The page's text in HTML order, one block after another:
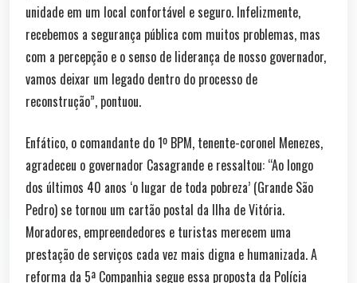
unidade em um local confortável e seguro. Infelizmente,
recebemos a segurança pública com muitos problemas, mas
com a percepção e o senso de liderança de nosso governador,
vamos deixar um legado dentro do processo de
reconstrução”, pontuou.
Enfático, o comandante do 1º BPM, tenente-coronel Menezes,
agradeceu o governador Casagrande e ressaltou: “Ao longo
dos últimos 40 anos ‘o lugar de toda pobreza’ (Grande São
Pedro) se tornou um cartão postal da Ilha de Vitória.
Moradores, empreendedores e turistas merecem uma
prestação de serviços cada vez mais digna e humanizada. A
reforma da 5ª Companhia segue essa proposta da Polícia